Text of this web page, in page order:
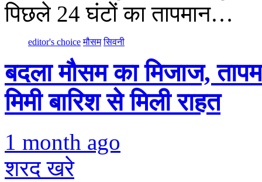
पिछले 24 घंटों का तापमान…
editor's choice मौसम सिवनी
बदला मौसम का मिजाज,
मिमी बारिश से मिली राहत
1 month ago
शरद खरे